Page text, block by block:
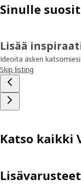
Sinulle
Lisää
Ideoita äsken
Skip listing
Katso kaikki
Lisävarusteet